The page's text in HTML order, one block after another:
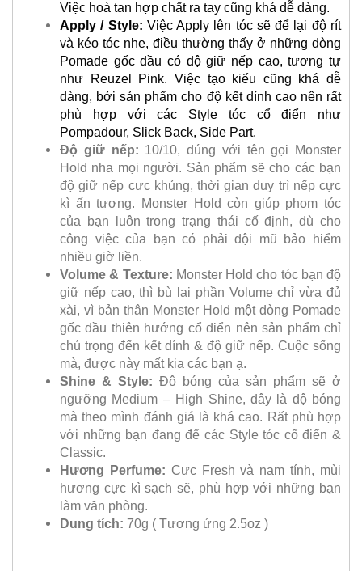
Việc hoà tan hợp chất ra tay cũng khá dễ dàng.
Apply / Style: Việc Apply lên tóc sẽ để lại độ rít
và kéo tóc nhẹ, điều thường thấy ở những dòng
Pomade gốc dầu có độ giữ nếp cao, tương tự
như Reuzel Pink. Việc tạo kiểu cũng khá dễ
dàng, bởi sản phẩm cho độ kết dính cao nên rất
phù hợp với các Style tóc cổ điển như
Pompadour, Slick Back, Side Part.
Độ giữ nếp: 10/10, đúng với tên gọi Monster
Hold nha mọi người. Sản phẩm sẽ cho các bạn
độ giữ nếp cưc khủng, thời gian duy trì nếp cực
kì ấn tượng. Monster Hold còn giúp phom tóc
của bạn luôn trong trạng thái cố định, dù cho
công việc của bạn có phải đội mũ bảo hiểm
nhiều giờ liền.
Volume & Texture: Monster Hold cho tóc bạn độ
giữ nếp cao, thì bù lại phần Volume chỉ vừa đủ
xài, vì bản thân Monster Hold một dòng Pomade
gốc dầu thiên hướng cổ điển nên sản phẩm chỉ
chú trọng đến kết dính & độ giữ nếp. Cuộc sống
mà, được này mất kia các bạn ạ.
Shine & Style: Độ bóng của sản phẩm sẽ ở
ngưỡng Medium – High Shine, đây là độ bóng
mà theo mình đánh giá là khá cao. Rất phù hợp
với những bạn đang để các Style tóc cổ điển &
Classic.
Hương Perfume: Cực Fresh và nam tính, mùi
hương cực kì sạch sẽ, phù hợp với những bạn
làm văn phòng.
Dung tích: 70g ( Tương ứng 2.5oz )